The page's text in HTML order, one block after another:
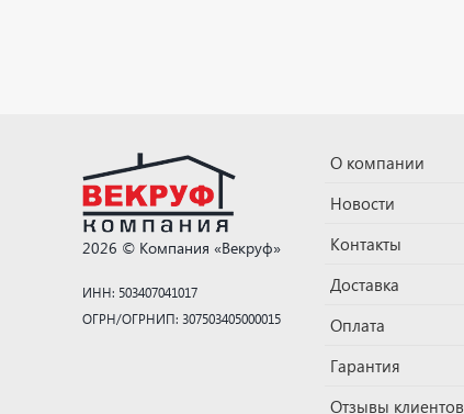
2026 © Компания «Векруф»
ИНН: 503407041017
ОГРН/ОГРНИП: 307503405000015
О компании
Новости
Контакты
Доставка
Оплата
Гарантия
Отзывы клиентов